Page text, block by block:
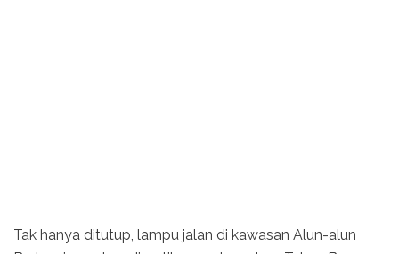
Tak hanya ditutup, lampu jalan di kawasan Alun-alun